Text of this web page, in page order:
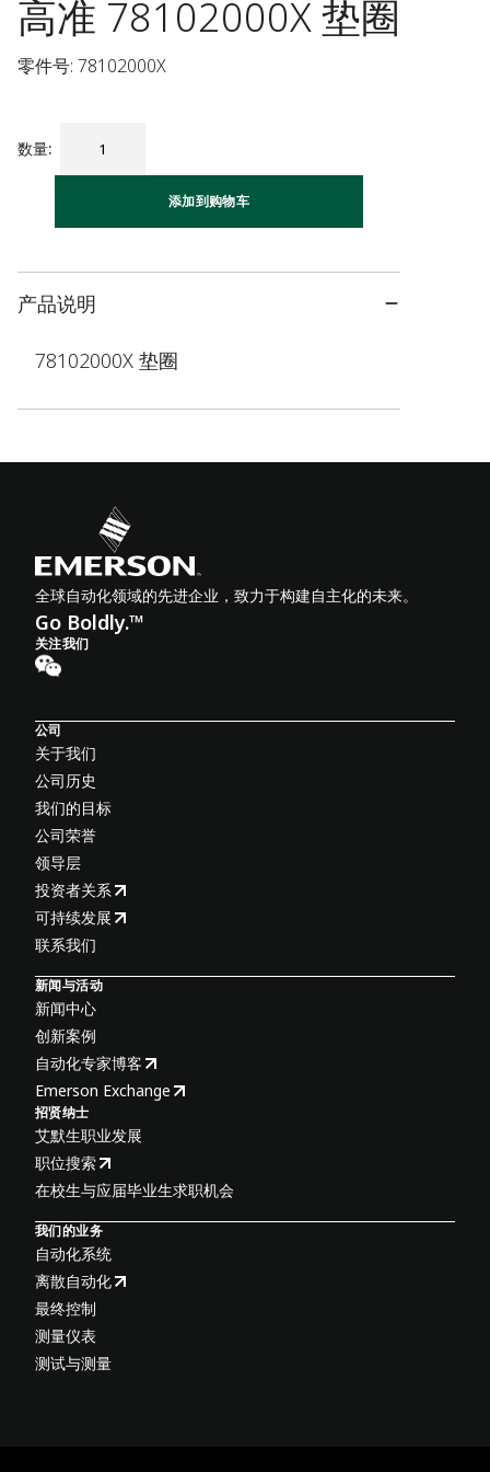
高准 78102000X 垫圈
零件号: 78102000X
数量:
添加到购物车
产品说明
78102000X 垫圈
全球自动化领域的先进企业，致力于构建自主化的未来。
Go Boldly.™
关注我们
公司
关于我们
公司历史
我们的目标
公司荣誉
领导层
投资者关系
可持续发展
联系我们
新闻与活动
新闻中心
创新案例
自动化专家博客
Emerson Exchange
招贤纳士
艾默生职业发展
职位搜索
在校生与应届毕业生求职机会
我们的业务
自动化系统
离散自动化
最终控制
测量仪表
测试与测量